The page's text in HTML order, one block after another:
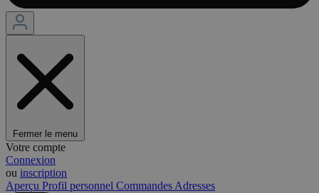
Fermer le menu
Votre compte
Connexion
ou inscription
Aperçu Profil personnel Commandes Adresses